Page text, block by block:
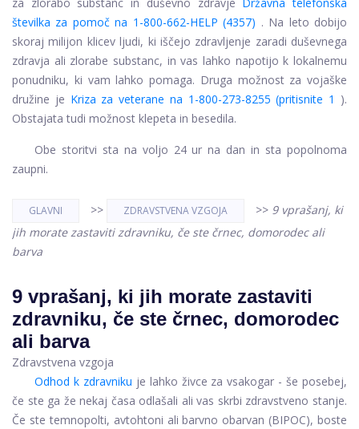
številka za pomoč na 1-800-662-HELP (4357) . Na leto dobijo
skoraj milijon klicev ljudi, ki iščejo zdravljenje zaradi duševnega
zdravja ali zlorabe substanc, in vas lahko napotijo ​​k lokalnemu
ponudniku, ki vam lahko pomaga. Druga možnost za vojaške
družine je Kriza za veterane na 1-800-273-8255 (pritisnite 1 ).
Obstajata tudi možnost klepeta in besedila.
Obe storitvi sta na voljo 24 ur na dan in sta popolnoma
zaupni.
GLAVNI >> ZDRAVSTVENA VZGOJA >> 9 vprašanj, ki
jih morate zastaviti zdravniku, če ste črnec, domorodec ali
barva
9 vprašanj, ki jih morate zastaviti
zdravniku, če ste črnec, domorodec
ali barva
Zdravstvena vzgoja
Odhod k zdravniku je lahko živce za vsakogar - še posebej,
če ste ga že nekaj časa odlašali ali vas skrbi zdravstveno stanje.
Če ste temnopolti, avtohtoni ali barvno obarvan (BIPOC), boste